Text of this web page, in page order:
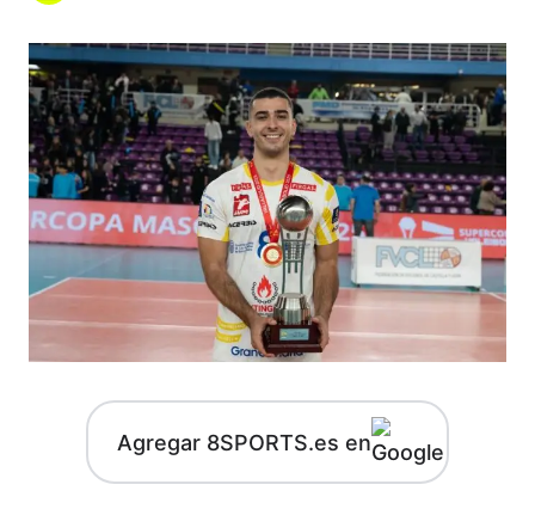
Agregar 8SPORTS.es en